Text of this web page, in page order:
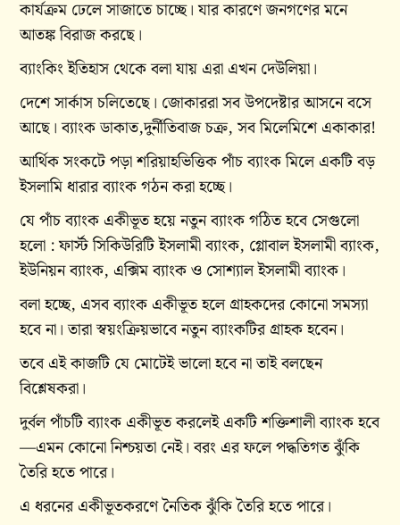
কার্যক্রম ঢেলে সাজাতে চাচ্ছে। যার কারণে জনগণের মনে
আতঙ্ক বিরাজ করছে।
ব্যাংকিং ইতিহাস থেকে বলা যায় এরা এখন দেউলিয়া।
দেশে সার্কাস চলিতেছে। জোকাররা সব উপদেষ্টার আসনে বসে
আছে। ব্যাংক ডাকাত,দুর্নীতিবাজ চক্র, সব মিলেমিশে একাকার!
আর্থিক সংকটে পড়া শরিয়াহভিত্তিক পাঁচ ব্যাংক মিলে একটি বড়
ইসলামি ধারার ব্যাংক গঠন করা হচ্ছে।
যে পাঁচ ব্যাংক একীভূত হয়ে নতুন ব্যাংক গঠিত হবে সেগুলো
হলো : ফার্স্ট সিকিউরিটি ইসলামী ব্যাংক, গ্লোবাল ইসলামী ব্যাংক,
ইউনিয়ন ব্যাংক, এক্সিম ব্যাংক ও সোশ্যাল ইসলামী ব্যাংক।
বলা হচ্ছে, এসব ব্যাংক একীভূত হলে গ্রাহকদের কোনো সমস্যা
হবে না। তারা স্বয়ংক্রিয়ভাবে নতুন ব্যাংকটির গ্রাহক হবেন।
তবে এই কাজটি যে মোটেই ভালো হবে না তাই বলছেন
বিশ্লেষকরা।
দুর্বল পাঁচটি ব্যাংক একীভূত করলেই একটি শক্তিশালী ব্যাংক হবে
—এমন কোনো নিশ্চয়তা নেই। বরং এর ফলে পদ্ধতিগত ঝুঁকি
তৈরি হতে পারে।
এ ধরনের একীভূতকরণে নৈতিক ঝুঁকি তৈরি হতে পারে।